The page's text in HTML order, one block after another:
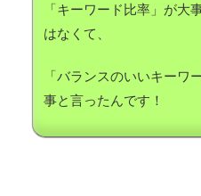
「キーワード比率」が大
はなくて、
「バランスのいいキーワ
事と言ったんです！